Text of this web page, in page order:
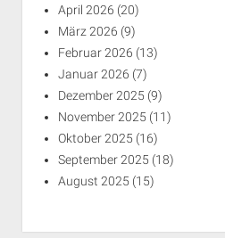
April 2026 (20)
März 2026 (9)
Februar 2026 (13)
Januar 2026 (7)
Dezember 2025 (9)
November 2025 (11)
Oktober 2025 (16)
September 2025 (18)
August 2025 (15)